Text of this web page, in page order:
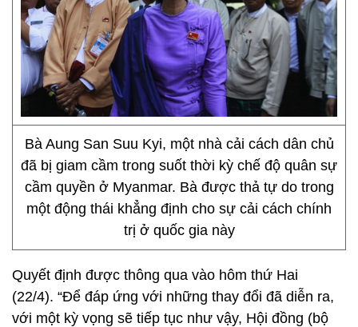
Bà Aung San Suu Kyi, một nhà cải cách dân chủ
đã bị giam cầm trong suốt thời kỳ chế độ quân sự
cầm quyền ở Myanmar. Bà được thả tự do trong
một động thái khẳng định cho sự cải cách chính
trị ở quốc gia này
Quyết định được thông qua vào hôm thứ Hai
(22/4). “Để đáp ứng với những thay đổi đã diễn ra,
với một kỳ vọng sẽ tiếp tục như vậy, Hội đồng (bộ